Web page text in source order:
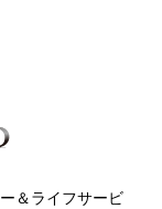
＆ライフサービ